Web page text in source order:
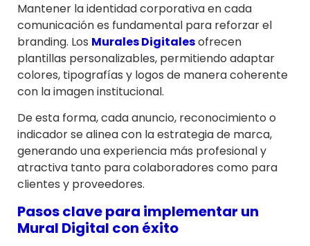
Mantener la identidad corporativa en cada
comunicación es fundamental para reforzar el
branding. Los Murales Digitalesofrecen
plantillas personalizables, permitiendo adaptar
colores, tipografías y logos de manera coherente
con la imagen institucional.
De esta forma, cada anuncio, reconocimiento o
indicador se alinea con la estrategia de marca,
generando una experiencia más profesional y
atractiva tanto para colaboradores como para
clientes y proveedores.
Pasos clave para implementar un
Mural Digital con éxito